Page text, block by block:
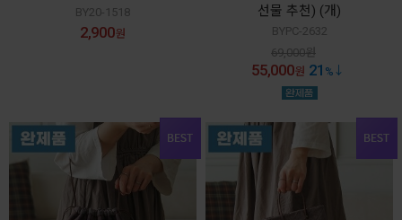
BY20-1518
2,900원
선물 추천) (개)
BYPC-2632
69,000원
55,000원 21 %